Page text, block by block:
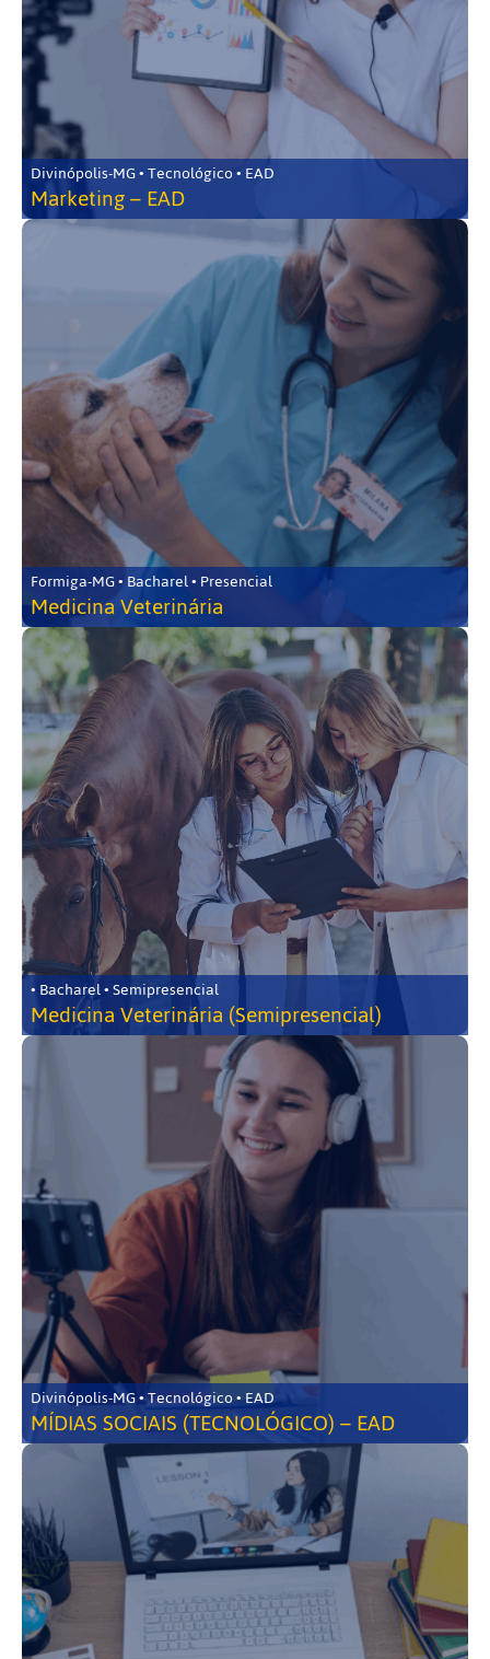
Divinópolis-MG • Tecnológico • EAD
Marketing – EAD
Formiga-MG • Bacharel • Presencial
Medicina Veterinária
• Bacharel • Semipresencial
Medicina Veterinária (Semipresencial)
Divinópolis-MG • Tecnológico • EAD
MÍDIAS SOCIAIS (TECNOLÓGICO) – EAD